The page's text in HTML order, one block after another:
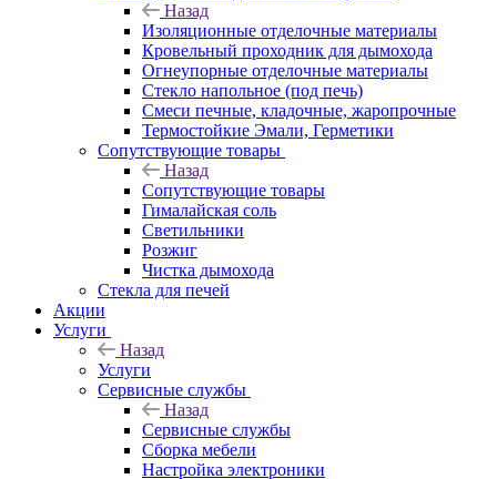
Назад
Изоляционные отделочные материалы
Кровельный проходник для дымохода
Огнеупорные отделочные материалы
Стекло напольное (под печь)
Смеси печные, кладочные, жаропрочные
Термостойкие Эмали, Герметики
Сопутствующие товары
Назад
Сопутствующие товары
Гималайская соль
Светильники
Розжиг
Чистка дымохода
Стекла для печей
Акции
Услуги
Назад
Услуги
Сервисные службы
Назад
Сервисные службы
Сборка мебели
Настройка электроники